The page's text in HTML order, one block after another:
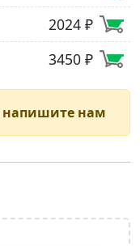
2024 ₽
3450 ₽
напишите нам